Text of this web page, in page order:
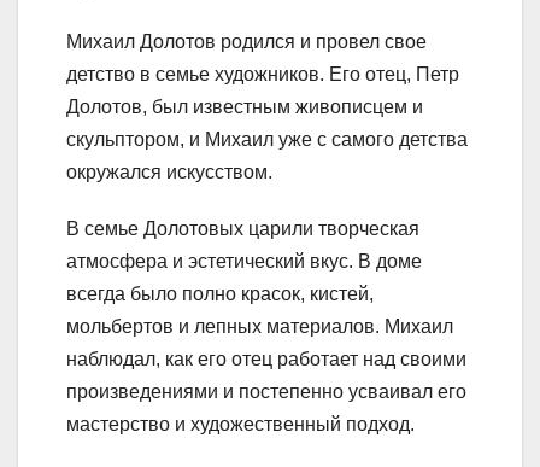
Михаил Долотов родился и провел свое
детство в семье художников. Его отец, Петр
Долотов, был известным живописцем и
скульптором, и Михаил уже с самого детства
окружался искусством.
В семье Долотовых царили творческая
атмосфера и эстетический вкус. В доме
всегда было полно красок, кистей,
мольбертов и лепных материалов. Михаил
наблюдал, как его отец работает над своими
произведениями и постепенно усваивал его
мастерство и художественный подход.